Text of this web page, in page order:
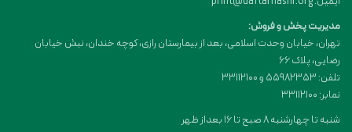
مدیریت پخش و فروش:
تهران، خیابان وحدت اسلامی، بعد از بیمارستان رازی، کوچه خندان، نبش خیابان
رضایی، پلاک ۶۶
تلفن: 55982353 و 33112100
نمابر: 33112100
شنبه تا چهارشنبه 8 صبح تا 16 بعداز ظهر